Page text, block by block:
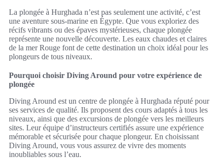
La plongée à Hurghada n’est pas seulement une activité, c’est
une aventure sous-marine en Égypte. Que vous exploriez des
récifs vibrants ou des épaves mystérieuses, chaque plongée
représente une nouvelle découverte. Les eaux chaudes et claires
de la mer Rouge font de cette destination un choix idéal pour les
plongeurs de tous niveaux.
Pourquoi choisir Diving Around pour votre expérience de
plongée
Diving Around est un centre de plongée à Hurghada réputé pour
ses services de qualité. Ils proposent des cours adaptés à tous les
niveaux, ainsi que des excursions de plongée vers les meilleurs
sites. Leur équipe d’instructeurs certifiés assure une expérience
mémorable et sécurisée pour chaque plongeur. En choisissant
Diving Around, vous vous assurez de vivre des moments
inoubliables sous l’eau.